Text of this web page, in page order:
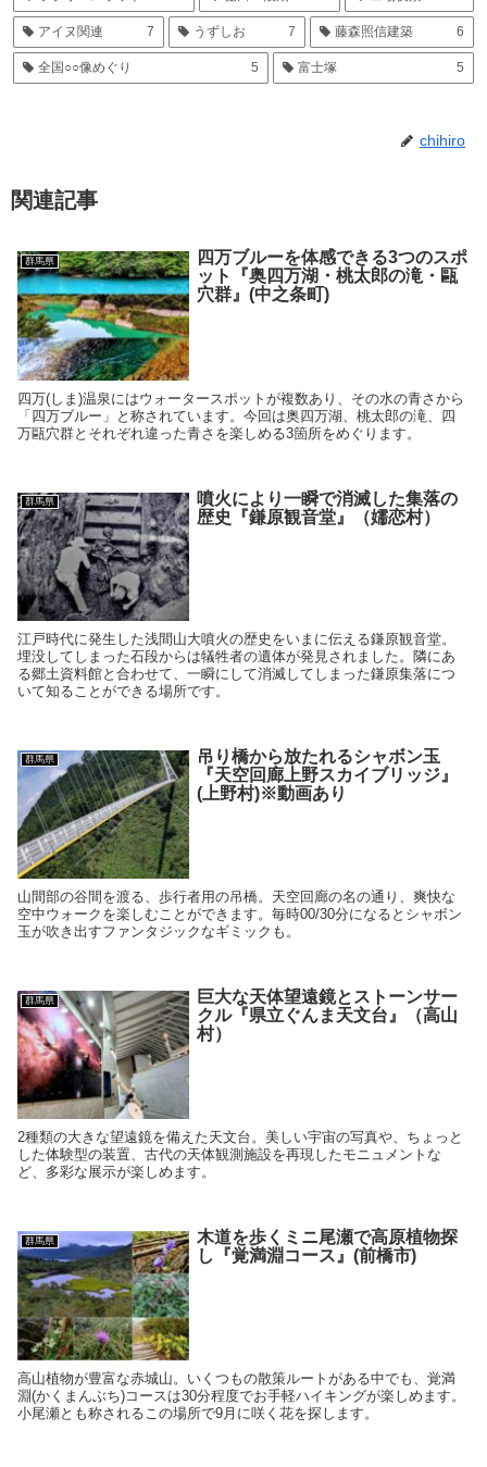
アイヌ関連 7 うずしお 7 藤森照信建築 6
全国○○像めぐり 5 富士塚 5
chihiro
関連記事
群馬県
四万ブルーを体感できる3つのスポ
ット『奥四万湖・桃太郎の滝・甌
穴群』(中之条町)
四万(しま)温泉にはウォータースポットが複数あり、その水の青さから
「四万ブルー」と称されています。今回は奥四万湖、桃太郎の滝、四
万甌穴群とそれぞれ違った青さを楽しめる3箇所をめぐります。
群馬県
噴火により一瞬で消滅した集落の
歴史『鎌原観音堂』（嬬恋村）
江戸時代に発生した浅間山大噴火の歴史をいまに伝える鎌原観音堂。
埋没してしまった石段からは犠牲者の遺体が発見されました。隣にあ
る郷土資料館と合わせて、一瞬にして消滅してしまった鎌原集落につ
いて知ることができる場所です。
群馬県
吊り橋から放たれるシャボン玉
『天空回廊上野スカイブリッジ』
(上野村)※動画あり
山間部の谷間を渡る、歩行者用の吊橋。天空回廊の名の通り、爽快な
空中ウォークを楽しむことができます。毎時00/30分になるとシャボン
玉が吹き出すファンタジックなギミックも。
群馬県
巨大な天体望遠鏡とストーンサー
クル『県立ぐんま天文台』（高山
村）
2種類の大きな望遠鏡を備えた天文台。美しい宇宙の写真や、ちょっと
した体験型の装置、古代の天体観測施設を再現したモニュメントな
ど、多彩な展示が楽しめます。
群馬県
木道を歩くミニ尾瀬で高原植物探
し『覚満淵コース』(前橋市)
高山植物が豊富な赤城山。いくつもの散策ルートがある中でも、覚満
淵(かくまんぶち)コースは30分程度でお手軽ハイキングが楽しめます。
小尾瀬とも称されるこの場所で9月に咲く花を探します。